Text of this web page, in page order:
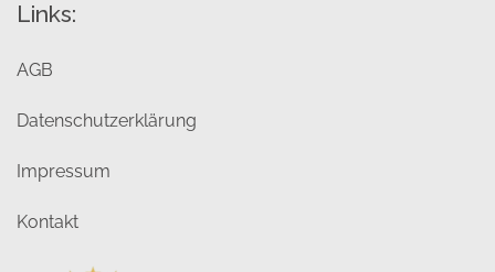
Links:
AGB
Datenschutzerklärung
Impressum
Kontakt